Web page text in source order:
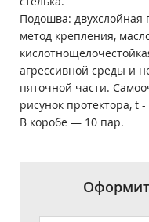
Подошва:
метод крепления,
агрессивной среды и
пяточной части.
рисунок протектора, t -
В коробе ― 10 пар.